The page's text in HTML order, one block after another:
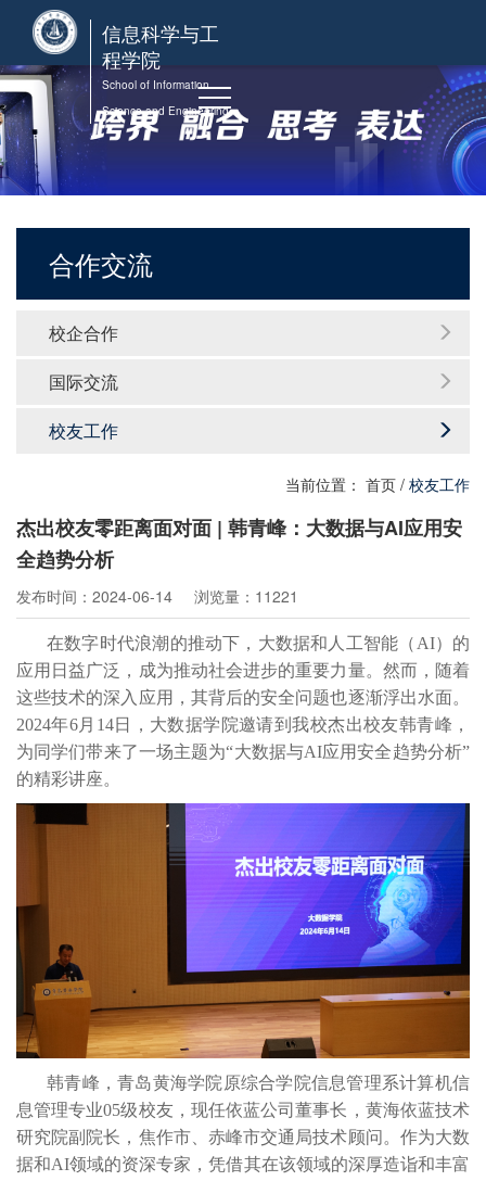
信息科学与工
程学院
School of Information
Science and Engineering
合作交流
校企合作
国际交流
校友工作
当前位置： 首页 / 校友工作
杰出校友零距离面对面 | 韩青峰：大数据与AI应用安
全趋势分析
发布时间：2024-06-14 浏览量：11221
在数字时代浪潮的推动下，大数据和人工智能（AI）的
应用日益广泛，成为推动社会进步的重要力量。然而，随着
这些技术的深入应用，其背后的安全问题也逐渐浮出水面。
2024年6月14日，大数据学院邀请到我校杰出校友韩青峰，
为同学们带来了一场主题为“大数据与AI应用安全趋势分析”
的精彩讲座。
韩青峰，青岛黄海学院原综合学院信息管理系计算机信
息管理专业05级校友，现任依蓝公司董事长，黄海依蓝技术
研究院副院长，焦作市、赤峰市交通局技术顾问。作为大数
据和AI领域的资深专家，凭借其在该领域的深厚造诣和丰富